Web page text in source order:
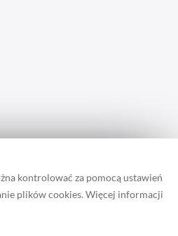
kontrolować za pomocą ustawień
plików cookies. Więcej informacji